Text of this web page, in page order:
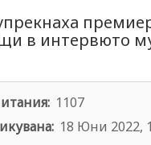
в интервюто
1107
18 Юни 2022,